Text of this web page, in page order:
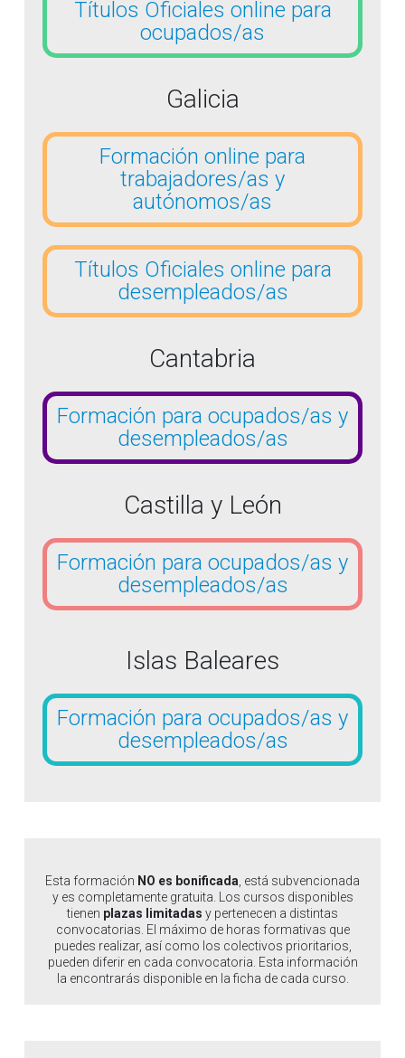
Títulos Oficiales online para
ocupados/as
Galicia
Formación online para
trabajadores/as y
autónomos/as
Títulos Oficiales online para
desempleados/as
Cantabria
Formación para ocupados/as y
desempleados/as
Castilla y León
Formación para ocupados/as y
desempleados/as
Islas Baleares
Formación para ocupados/as y
desempleados/as
Esta formación NO es bonificada, está subvencionada
y es completamente gratuita. Los cursos disponibles
tienen plazas limitadas y pertenecen a distintas
convocatorias. El máximo de horas formativas que
puedes realizar, así como los colectivos prioritarios,
pueden diferir en cada convocatoria. Esta información
la encontrarás disponible en la ficha de cada curso.